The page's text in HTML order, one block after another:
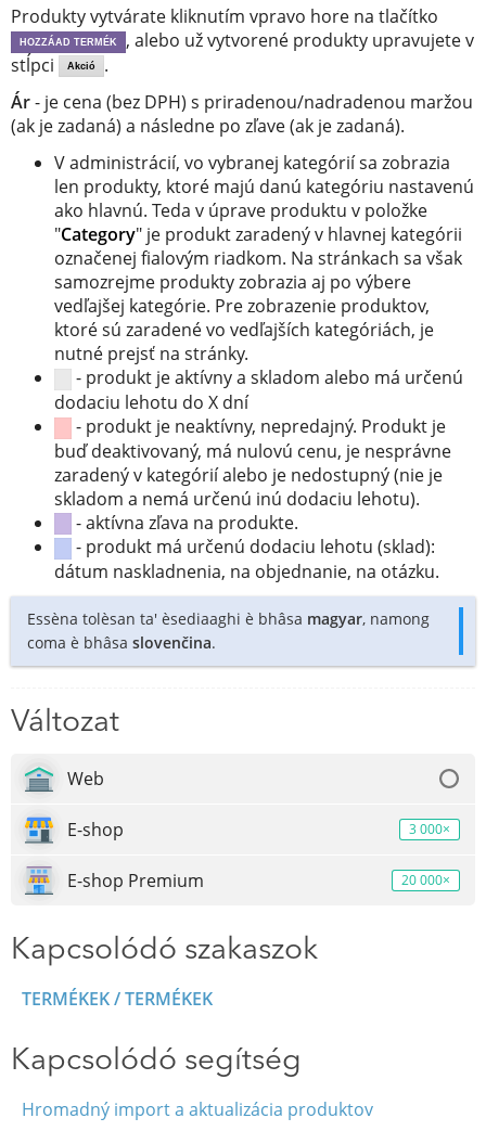
Produkty vytvárate kliknutím vpravo hore na tlačítko
HOZZÁAD TERMÉK
, alebo už vytvorené produkty upravujete v
stĺpci
Akció
.
Ár- je cena (bez DPH) s priradenou/nadradenou maržou
(ak je zadaná) a následne po zľave (ak je zadaná).
V administrácií, vo vybranej kategórií sa zobrazia
len produkty, ktoré majú danú kategóriu nastavenú
ako hlavnú. Teda v úprave produktu v položke
"Category" je produkt zaradený v hlavnej kategórii
označenej fialovým riadkom. Na stránkach sa však
samozrejme produkty zobrazia aj po výbere
vedľajšej kategórie. Pre zobrazenie produktov,
ktoré sú zaradené vo vedľajších kategóriách, je
nutné prejsť na stránky.
- produkt je aktívny a skladom alebo má určenú
dodaciu lehotu do X dní
- produkt je neaktívny, nepredajný. Produkt je
buď deaktivovaný, má nulovú cenu, je nesprávne
zaradený v kategórií alebo je nedostupný (nie je
skladom a nemá určenú inú dodaciu lehotu).
- aktívna zľava na produkte.
- produkt má určenú dodaciu lehotu (sklad):
dátum naskladnenia, na objednanie, na otázku.
Essèna tolèsan ta' èsediaaghi è bhâsa magyar, namong
coma è bhâsa slovenčina.
Változat
Web
E-shop 3 000×
E-shop Premium 20 000×
Kapcsolódó szakaszok
TERMÉKEK / TERMÉKEK
Kapcsolódó segítség
Hromadný import a aktualizácia produktov